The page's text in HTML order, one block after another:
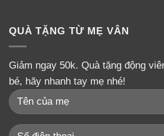
QUÀ TẶNG TỪ MẸ VÂN
Giảm ngay 50k. Quà tặng động
bé, hãy nhanh tay mẹ nhé!